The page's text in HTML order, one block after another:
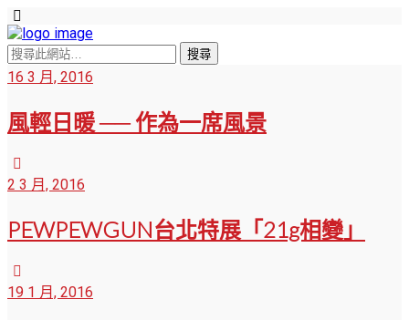
16 3 月, 2016
風輕日暖 ── 作為一席風景
2 3 月, 2016
PEWPEWGUN台北特展「21g相變」
19 1 月, 2016